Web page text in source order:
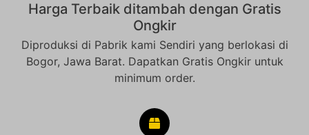
Harga Terbaik ditambah dengan Gratis
Ongkir
Diproduksi di Pabrik kami Sendiri yang berlokasi di
Bogor, Jawa Barat. Dapatkan Gratis Ongkir untuk
minimum order.